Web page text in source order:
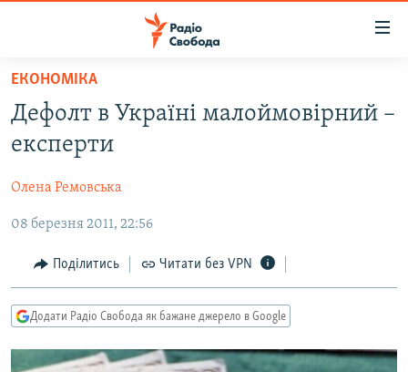
Перейти
основного
матеріалу
до
навігації
Перейти
пошуку
РАДІО СВОБОДА – 70 РОКІВ
ВСЕ ЗА ДОБУ
ПОЛІТИКА
ЕКОНОМІКА
СУСПІЛЬСТВО
СПОРТ
УКРАЇНА
ВІЙНА
РОСІЙСЬКА «ФІЛЬТРАЦІЯ»
ДОНБАС.РЕАЛІЇ
КРИМ.РЕАЛІЇ
ТИ ЯК?
СХЕМИ
ЕКОНОМІКА
Дефолт в Україні малоймовірний –
експерти
Олена Ремовська
08 березня 2011, 22:56
Поділитись Читати без VPN
Додати Радіо Свобода як бажане джерело в Google